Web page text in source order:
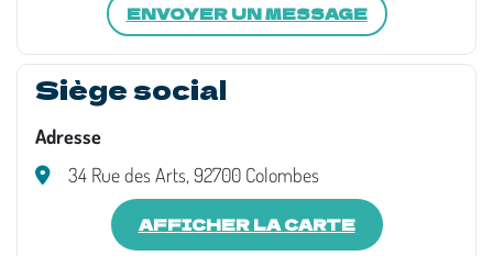
ENVOYER UN MESSAGE
Siège social
Adresse
34 Rue des Arts, 92700 Colombes
AFFICHER LA CARTE